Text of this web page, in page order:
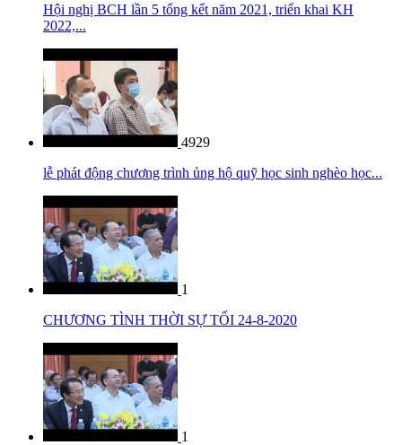
Hội nghị BCH lần 5 tổng kết năm 2021, triển khai KH
2022,...
4929
lễ phát động chương trình ủng hộ quỹ học sinh nghèo học...
1
CHƯƠNG TÌNH THỜI SỰ TỐI 24-8-2020
1